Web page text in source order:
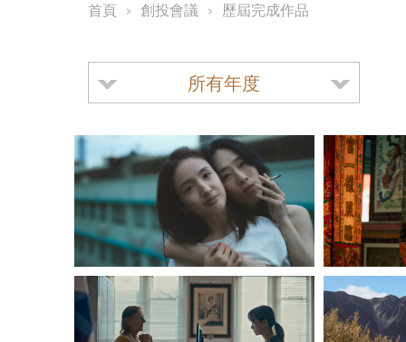
首頁 創投會議 歷屆完成作品
所有年度